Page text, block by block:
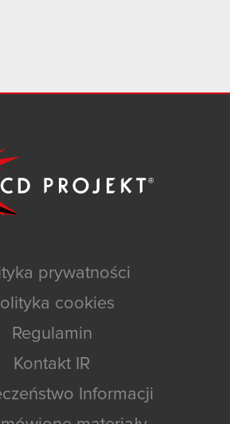
prywatności
cookies
Regulamin
Kontakt IR
Informacji